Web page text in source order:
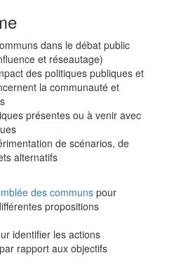
dans le débat public
et réseautage)
des politiques publiques et
la communauté et
présentes ou à venir avec
de scénarios, de
alternatifs
des communspour
propositions
identifier les actions
rapport aux objectifs